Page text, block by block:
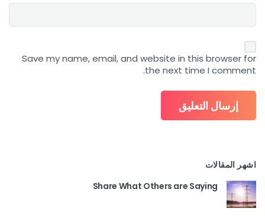
Save my name, email, and website in this browser for
the next time I comment.
اشهر المقالات
Share What Others are Saying